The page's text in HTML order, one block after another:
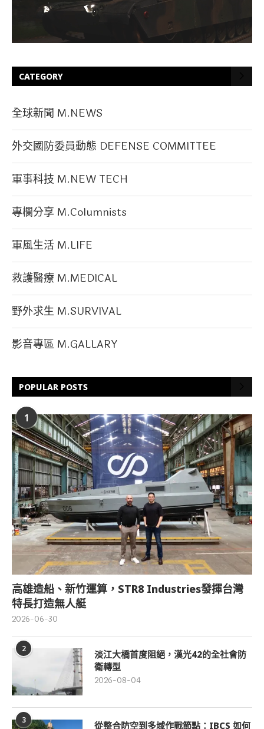
CATEGORY
全球新聞 M.NEWS
外交國防委員動態 DEFENSE COMMITTEE
軍事科技 M.NEW TECH
專欄分享 M.Columnists
軍風生活 M.LIFE
救護醫療 M.MEDICAL
野外求生 M.SURVIVAL
影音專區 M.GALLARY
POPULAR POSTS
1
高雄造船、新竹運算，STR8 Industries發揮台灣
特長打造無人艇
2026-06-30
2
淡江大橋首度阻絕，漢光42的全社會防
衛轉型
2026-08-04
3
從整合防空到多域作戰節點：IBCS 如何